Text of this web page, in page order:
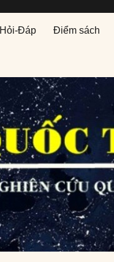
Hỏi-Đáp Điểm sách